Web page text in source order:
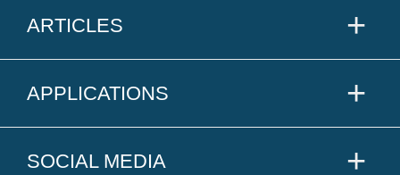
ARTICLES
APPLICATIONS
SOCIAL MEDIA